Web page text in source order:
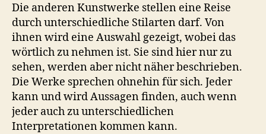
Die anderen Kunstwerke stellen eine Reise
durch unterschiedliche Stilarten darf. Von
ihnen wird eine Auswahl gezeigt, wobei das
wörtlich zu nehmen ist. Sie sind hier nur zu
sehen, werden aber nicht näher beschrieben.
Die Werke sprechen ohnehin für sich. Jeder
kann und wird Aussagen finden, auch wenn
jeder auch zu unterschiedlichen
Interpretationen kommen kann.